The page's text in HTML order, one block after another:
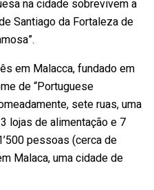
na cidade sobrevivem a
Santiago da Fortaleza de
em Malacca, fundado em
de “Portuguese
sete ruas, uma
lojas de alimentação e 7
pessoas (cerca de
Malaca, uma cidade de